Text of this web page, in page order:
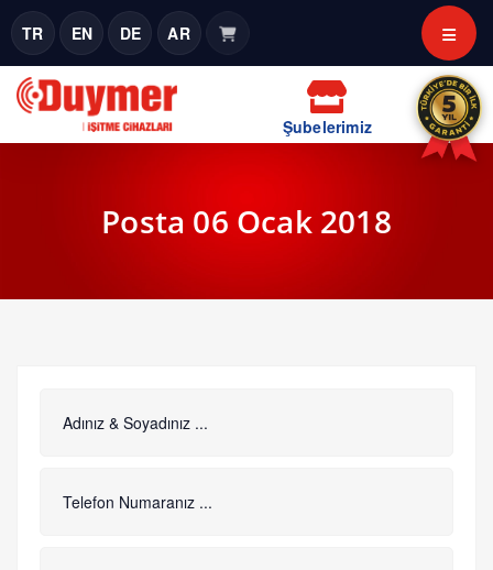
TR EN DE AR
Şubelerimiz
Posta 06 Ocak 2018